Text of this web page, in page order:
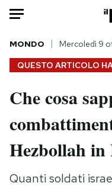
HOME
Italia
Politica
Tecnologia
QUESTO ARTICOLO
MONDO Mercoledì 9
Che cosa
Hezbollah
Quanti soldati